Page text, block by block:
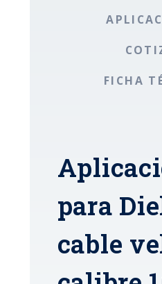
FICHA
para
cable